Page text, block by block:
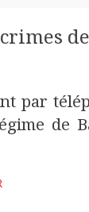
crimes
par
de